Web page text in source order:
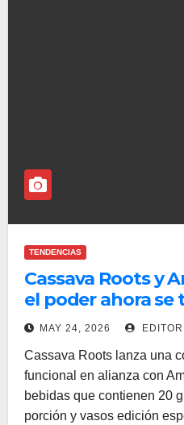
TENDENCIAS
Cassava Roots y
el poder ahora se
MAY 24, 2026 EDITOR
Cassava Roots lanza una
funcional en alianza con
bebidas que contienen 20
porción y vasos edición